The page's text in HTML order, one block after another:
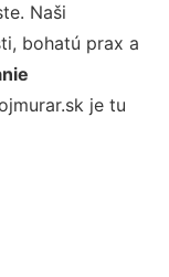
Naši
bohatú prax a
je tu